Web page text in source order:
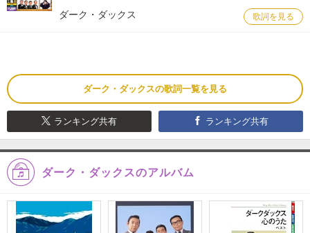
ダーク・ダックス 歌詞を見る
ダーク・ダックスの歌詞一覧を見る
ランキング共有 ランキング共有
ダーク・ダックスのアルバム